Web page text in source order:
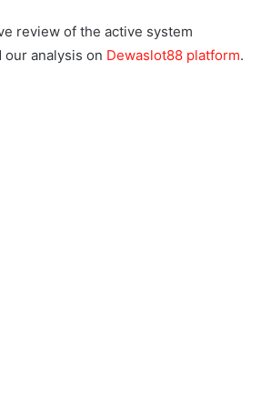
review of the active system
analysis on Dewaslot88 platform.